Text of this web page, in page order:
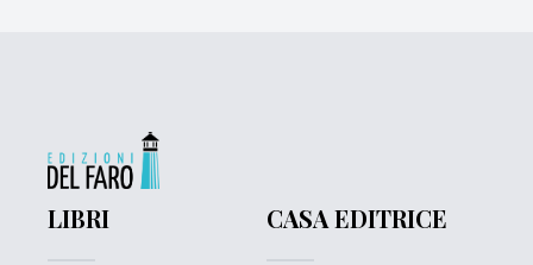
LIBRI CASA EDITRICE